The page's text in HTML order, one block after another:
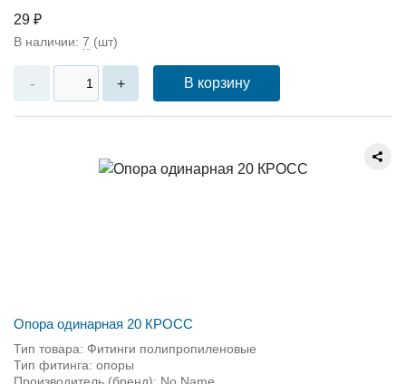
29 ₽
В наличии: 7 (шт)
- + В корзину
Опора одинарная 20 КРОСС
Тип товара: Фитинги полипропиленовые
Тип фитинга: опоры
Производитель (бренд): No Name